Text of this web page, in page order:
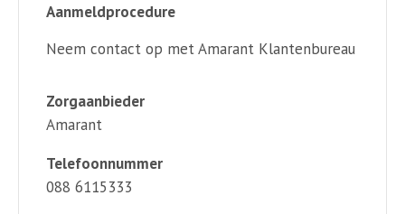
Aanmeldprocedure
Neem contact op met Amarant Klantenbureau
Zorgaanbieder
Amarant
Telefoonnummer
088 6115333